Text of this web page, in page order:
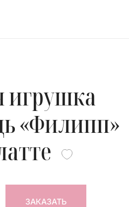
игрушка
«Филипп»
ЗАКАЗАТЬ